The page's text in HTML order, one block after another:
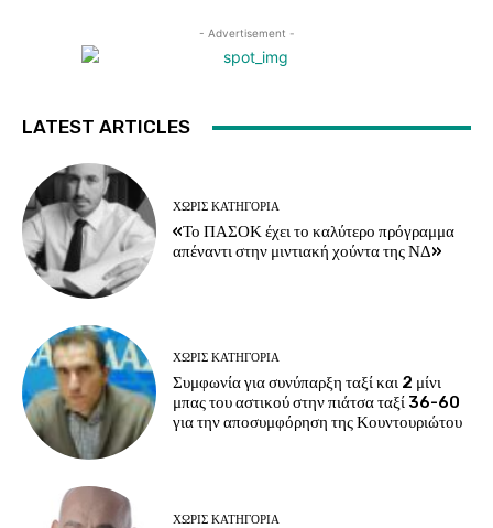
- Advertisement -
LATEST ARTICLES
ΧΩΡΊΣ ΚΑΤΗΓΟΡΊΑ
«Το ΠΑΣΟΚ έχει το καλύτερο πρόγραμμα
απέναντι στην μιντιακή χούντα της ΝΔ»
ΧΩΡΊΣ ΚΑΤΗΓΟΡΊΑ
Συμφωνία για συνύπαρξη ταξί και 2 μίνι
μπας του αστικού στην πιάτσα ταξί 36-60
για την αποσυμφόρηση της Κουντουριώτου
ΧΩΡΊΣ ΚΑΤΗΓΟΡΊΑ